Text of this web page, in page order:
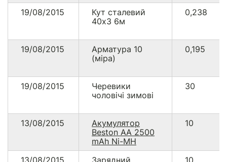
19/08/2015
Кут сталевий
40х3 6м
0,238
19/08/2015
Арматура 10
(міра)
0,195
19/08/2015
Черевики
чоловічі зимові
30
13/08/2015
Акумулятор
Beston AA 2500
mAh Ni-MH
10